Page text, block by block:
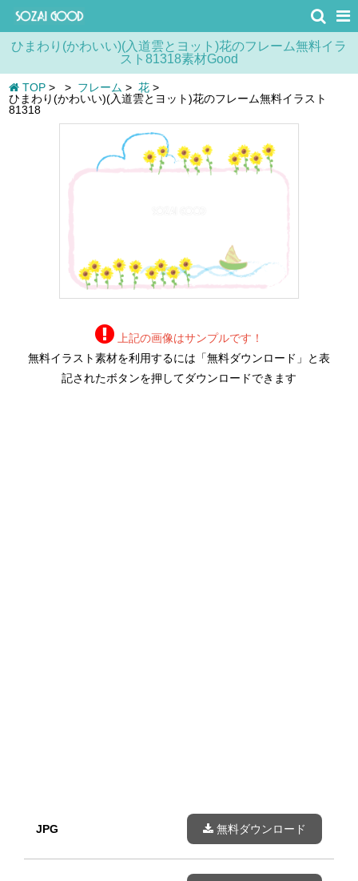
ひまわり(かわいい)(入道雲とヨット)花のフレーム無料イラ
スト81318素材Good
TOP > > フレーム > 花 >
ひまわり(かわいい)(入道雲とヨット)花のフレーム無料イラスト
81318
上記の画像はサンプルです！
無料イラスト素材を利用するには「無料ダウンロード」と表
記されたボタンを押してダウンロードできます
JPG 無料ダウンロード